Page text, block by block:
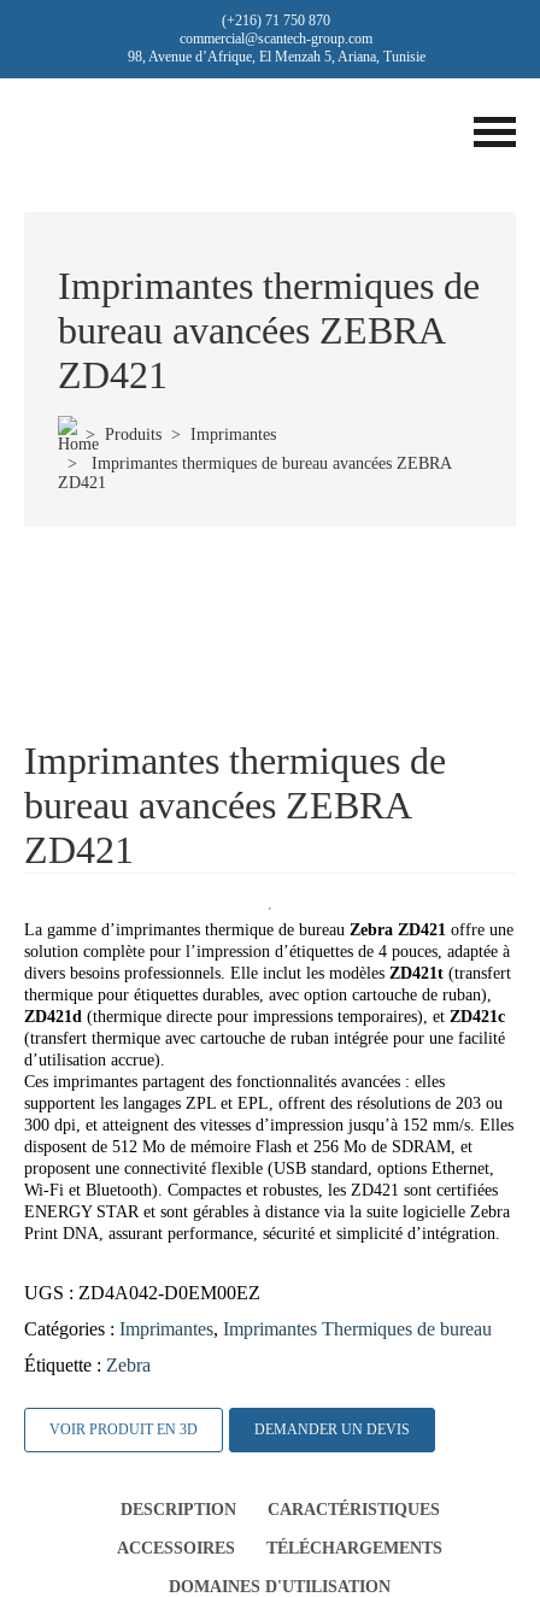
(+216) 71 750 870
commercial@scantech-group.com
98, Avenue d’Afrique, El Menzah 5, Ariana, Tunisie
Imprimantes thermiques de
bureau avancées ZEBRA
ZD421
> Produits > Imprimantes
> Imprimantes thermiques de bureau avancées ZEBRA
ZD421
Imprimantes thermiques de
bureau avancées ZEBRA
ZD421
La gamme d’imprimantes thermique de bureau Zebra ZD421 offre une
solution complète pour l’impression d’étiquettes de 4 pouces, adaptée à
divers besoins professionnels. Elle inclut les modèles ZD421t (transfert
thermique pour étiquettes durables, avec option cartouche de ruban),
ZD421d (thermique directe pour impressions temporaires), et ZD421c
(transfert thermique avec cartouche de ruban intégrée pour une facilité
d’utilisation accrue).
Ces imprimantes partagent des fonctionnalités avancées : elles
supportent les langages ZPL et EPL, offrent des résolutions de 203 ou
300 dpi, et atteignent des vitesses d’impression jusqu’à 152 mm/s. Elles
disposent de 512 Mo de mémoire Flash et 256 Mo de SDRAM, et
proposent une connectivité flexible (USB standard, options Ethernet,
Wi-Fi et Bluetooth). Compactes et robustes, les ZD421 sont certifiées
ENERGY STAR et sont gérables à distance via la suite logicielle Zebra
Print DNA, assurant performance, sécurité et simplicité d’intégration.
UGS : ZD4A042-D0EM00EZ
Catégories : Imprimantes, Imprimantes Thermiques de bureau
Étiquette : Zebra
VOIR PRODUIT EN 3D DEMANDER UN DEVIS
DESCRIPTION CARACTÉRISTIQUES
ACCESSOIRES TÉLÉCHARGEMENTS
DOMAINES D'UTILISATION